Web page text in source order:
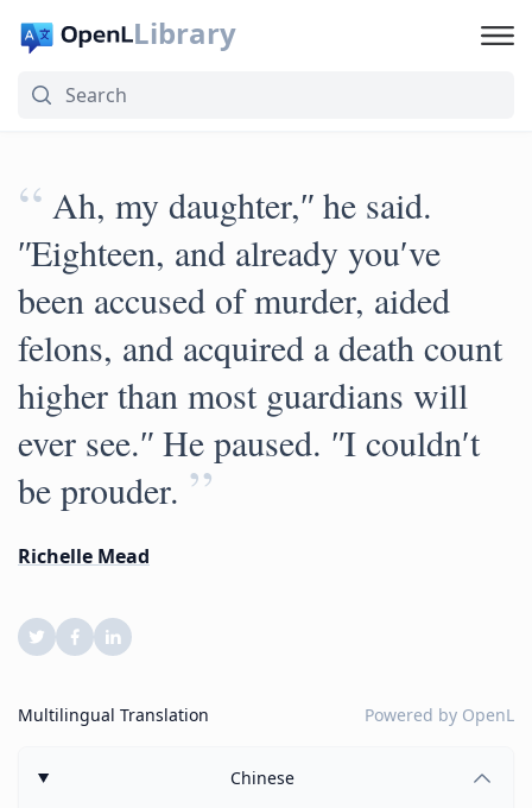
Library
“ Ah, my daughter,ʺ he said.
ʺEighteen, and already youʹve
been accused of murder, aided
felons, and acquired a death count
higher than most guardians will
ever see.ʺ He paused. ʺI couldnʹt
be prouder. ”
Richelle Mead
Multilingual Translation Powered by OpenL
Chinese